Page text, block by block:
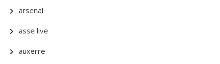
arsenal
asse live
auxerre